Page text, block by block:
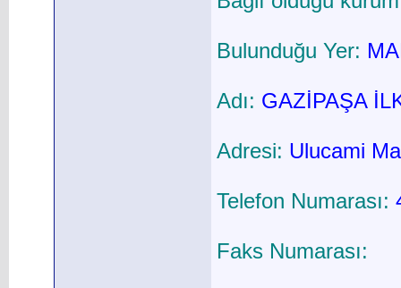
Bulunduğu Yer:
Adı: GAZİPAŞA
Adresi: Ulucami
Telefon Numarası:
Faks Numarası: